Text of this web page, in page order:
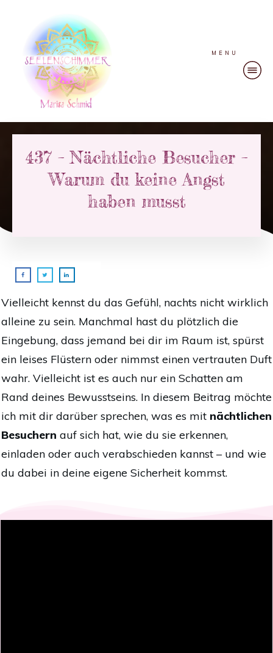
MENU
437 – Nächtliche Besucher –
Warum du keine Angst
haben musst
Vielleicht kennst du das Gefühl, nachts nicht wirklich
alleine zu sein. Manchmal hast du plötzlich die
Eingebung, dass jemand bei dir im Raum ist, spürst
ein leises Flüstern oder nimmst einen vertrauten Duft
wahr. Vielleicht ist es auch nur ein Schatten am
Rand deines Bewusstseins. In diesem Beitrag möchte
ich mit dir darüber sprechen, was es mit nächtlichen
Besuchern auf sich hat, wie du sie erkennen,
einladen oder auch verabschieden kannst – und wie
du dabei in deine eigene Sicherheit kommst.